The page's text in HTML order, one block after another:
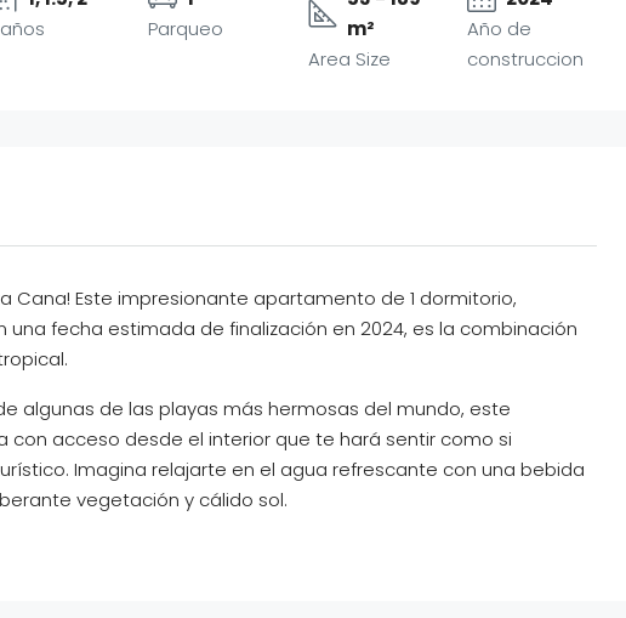
Parqueo
m²
Area Size
Año de
construccion
Cana! Este impresionante apartamento de 1 dormitorio,
fecha estimada de finalización en 2024, es la combinación
algunas de las playas más hermosas del mundo, este
acceso desde el interior que te hará sentir como si
Imagina relajarte en el agua refrescante con una bebida
vegetación y cálido sol.